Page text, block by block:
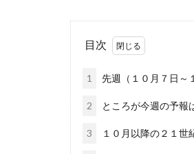
目次
1 先週（１０月７日～
2 ところが今週の予報
3 １０月以降の２１